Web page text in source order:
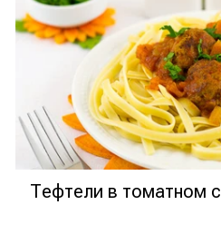
Тефтели в томатном